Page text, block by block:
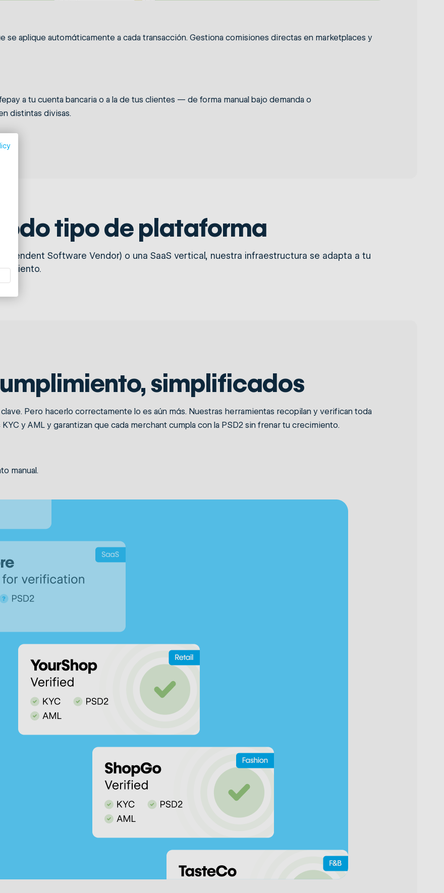
aplique automáticamente a cada transacción. Gestiona comisiones directas en marketplaces y
a tu cuenta bancaria o a la de tus clientes — de forma manual bajo demanda o
distintas divisas.
tipo de plataforma
Software Vendor) o una SaaS vertical, nuestra infraestructura se adapta a tu
simplificados
Pero hacerlo correctamente lo es aún más. Nuestras herramientas recopilan y verifican toda
y AML y garantizan que cada merchant cumpla con la PSD2 sin frenar tu crecimiento.
manual.